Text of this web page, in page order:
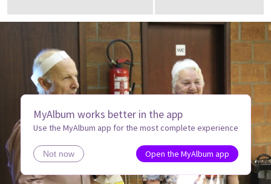
MyAlbum works better in the app
Use the MyAlbum app for the most complete experience
Not now Open the MyAlbum app